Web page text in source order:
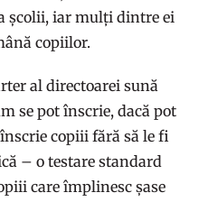
școlii, iar mulți dintre ei
copiilor.
al directoarei sună
se pot înscrie, dacă pot
copiii fără să le fi
– o testare standard
care împlinesc șase